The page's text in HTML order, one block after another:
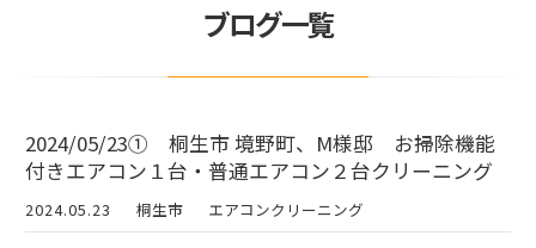
ブログ一覧
2024/05/23① 桐生市 境野町、M様邸 お掃除機能
付きエアコン１台・普通エアコン２台クリーニング
2024.05.23 桐生市 エアコンクリーニング